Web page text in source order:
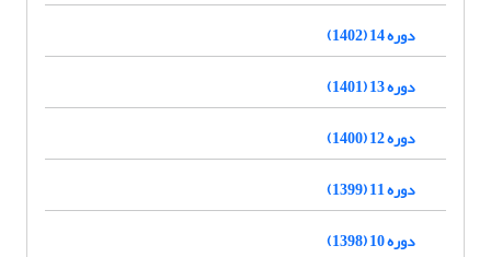
دوره 14 (1402)
دوره 13 (1401)
دوره 12 (1400)
دوره 11 (1399)
دوره 10 (1398)